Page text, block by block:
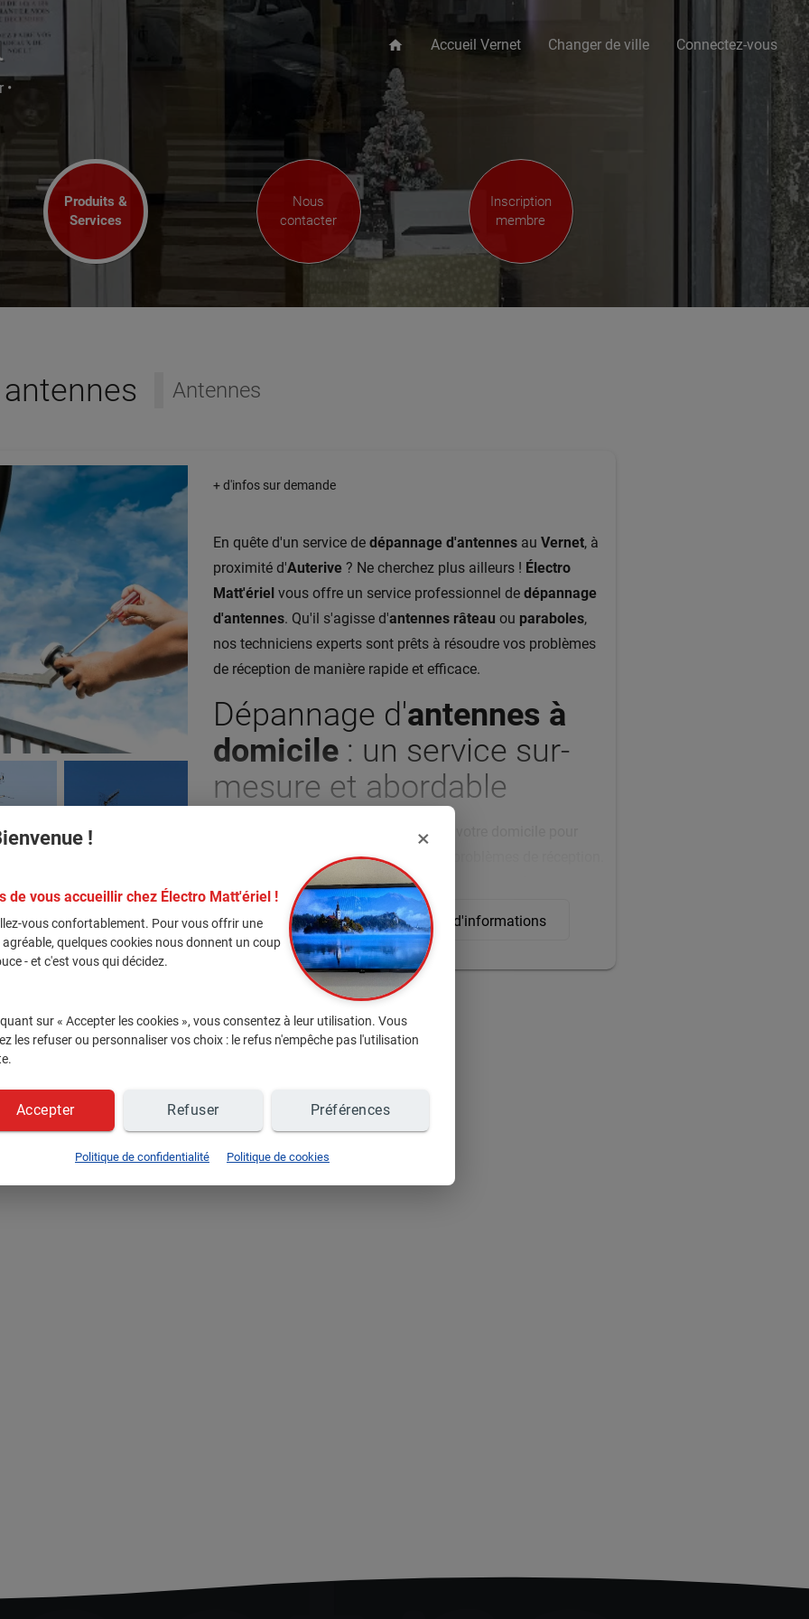
•
home Accueil Vernet Changer de ville Connectez-vous
Produits &
Services
Nous
contacter
Inscription
membre
Antennes
+ d'infos sur demande
En quête d'un service de dépannage d'antennesau Vernet, à
proximité d'Auterive? Ne cherchez plus ailleurs ! Électro
Matt'érielvous offre un service professionnel de dépannage
d'antennes. Qu'il s'agisse d'antennes râteau ou paraboles,
nos techniciens experts sont prêts à résoudre vos problèmes
de réception de manière rapide et efficace.
Dépannage d'antennes à
domicile: un service sur-
mesure et abordable
Nos techniciens dévoués se rendent à votre domicile pour
diagnostic précis
Le tarif ? Établi en fonction de votre zone de résidence,
offrant une transparence totale. Au
environs, choisissezÉlectro Matt'ériel
dépannage d'antennesà la fois rapide, professionnel et sur-
mesure. N'attendez plus, contactez-nous dès maintenant !
Secteur d'intervention :Le Vernet, Venerque, Auterive, Muret,
Labarthe, Lagardelle sur Lèze, Portet-sur-Garonne etc...
Lire + Demande d'informations
ces articles, et vous ?
! ×
de vous accueillir chez Électro Matt'ériel !
vous confortablement. Pour vous offrir une
agréable, quelques cookies nous donnent un coup
- et c'est vous qui décidez.
sur « Accepter les cookies », vous consentez à leur utilisation. Vous
les refuser ou personnaliser vos choix : le refus n'empêche pas l'utilisation
Accepter Refuser Préférences
Politique de confidentialité Politique de cookies